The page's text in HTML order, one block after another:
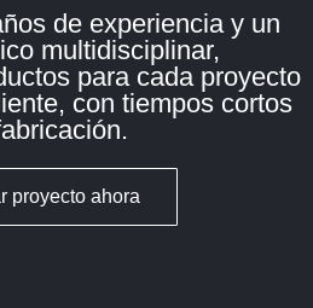
de experiencia y un
multidisciplinar,
para cada proyecto
con tiempos cortos
proyecto ahora